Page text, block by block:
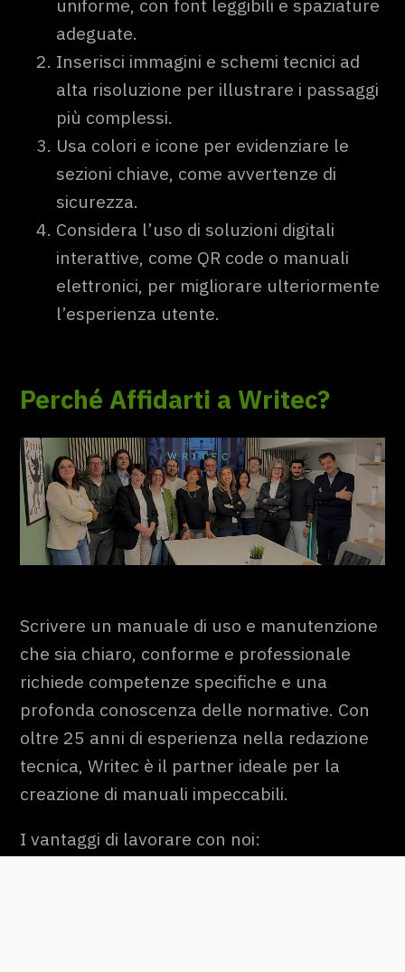
uniforme, con font leggibili e spaziature
adeguate.
Inserisci immagini e schemi tecnici ad
alta risoluzione per illustrare i passaggi
più complessi.
Usa colori e icone per evidenziare le
sezioni chiave, come avvertenze di
sicurezza.
Considera l’uso di soluzioni digitali
interattive, come QR code o manuali
elettronici, per migliorare ulteriormente
l’esperienza utente.
Perché Affidarti a Writec?
Scrivere un manuale di uso e manutenzione
che sia chiaro, conforme e professionale
richiede competenze specifiche e una
profonda conoscenza delle normative. Con
oltre 25 anni di esperienza nella redazione
tecnica, Writec è il partner ideale per la
creazione di manuali impeccabili.
I vantaggi di lavorare con noi: